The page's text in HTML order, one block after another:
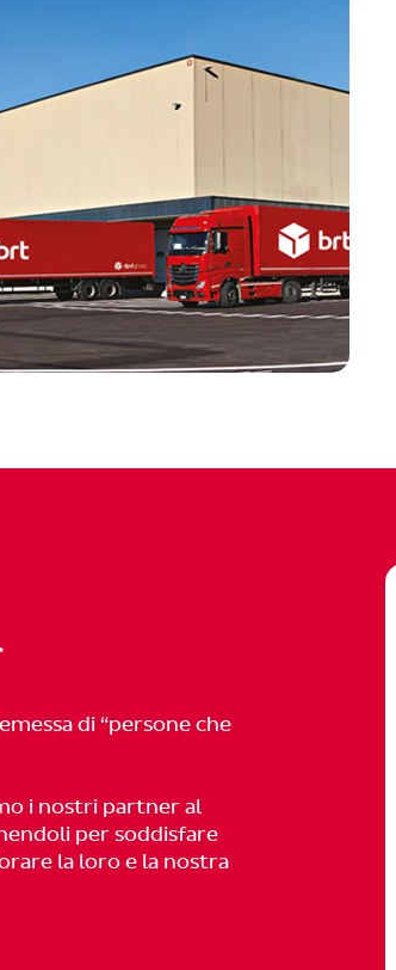
di “persone che
i nostri partner al
per soddisfare
la loro e la nostra